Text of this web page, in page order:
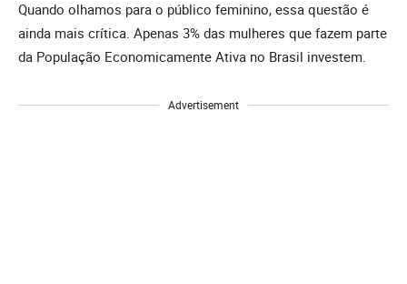
Quando olhamos para o público feminino, essa questão é
ainda mais crítica. Apenas 3% das mulheres que fazem parte
da População Economicamente Ativa no Brasil investem.
Advertisement